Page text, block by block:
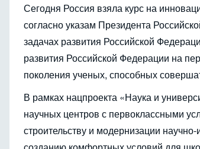
Сегодня Россия взяла курс на
согласно указам Президента
задачах развития Российской
развития Российской Федерации на
поколения ученых, способных
В рамках нацпроекта «Наука и
научных центров с первоклассными
строительству и модернизации